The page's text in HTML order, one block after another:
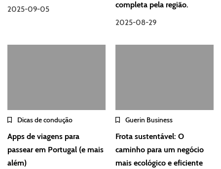
2025-09-05
completa pela região.
2025-08-29
Dicas de condução
Apps de viagens para
passear em Portugal (e mais
além)
Guerin Business
Frota sustentável: O
caminho para um negócio
mais ecológico e eficiente